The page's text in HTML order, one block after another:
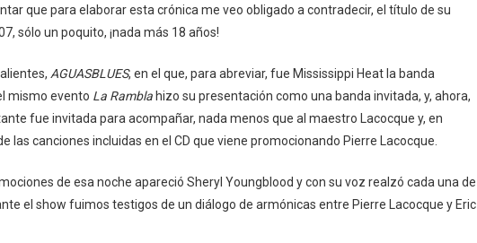
que para elaborar esta crónica me veo obligado a contradecir, el título de su
sólo un poquito, ¡nada más 18 años!
AGUASBLUES, en el que, para abreviar, fue Mississippi Heat la banda
mismo evento La Rambla hizo su presentación como una banda invitada, y, ahora,
fue invitada para acompañar, nada menos que al maestro Lacocque y, en
las canciones incluidas en el CD que viene promocionando Pierre Lacocque.
de esa noche apareció Sheryl Youngblood y con su voz realzó cada una de
el show fuimos testigos de un diálogo de armónicas entre Pierre Lacocque y Eric